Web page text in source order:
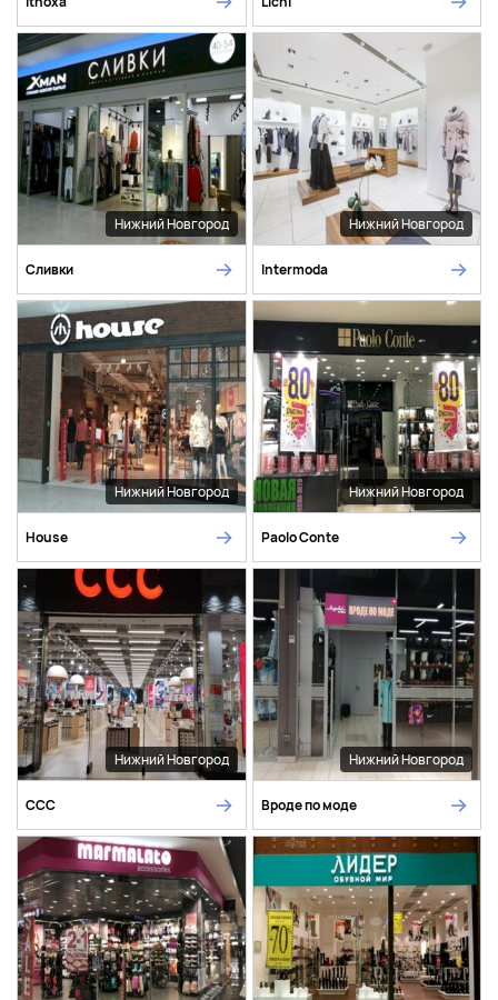
Нижний Новгород
Сливки
Нижний Новгород
Intermoda
Нижний Новгород
House
Нижний Новгород
Paolo Conte
Нижний Новгород
ССС
Нижний Новгород
Вроде по моде